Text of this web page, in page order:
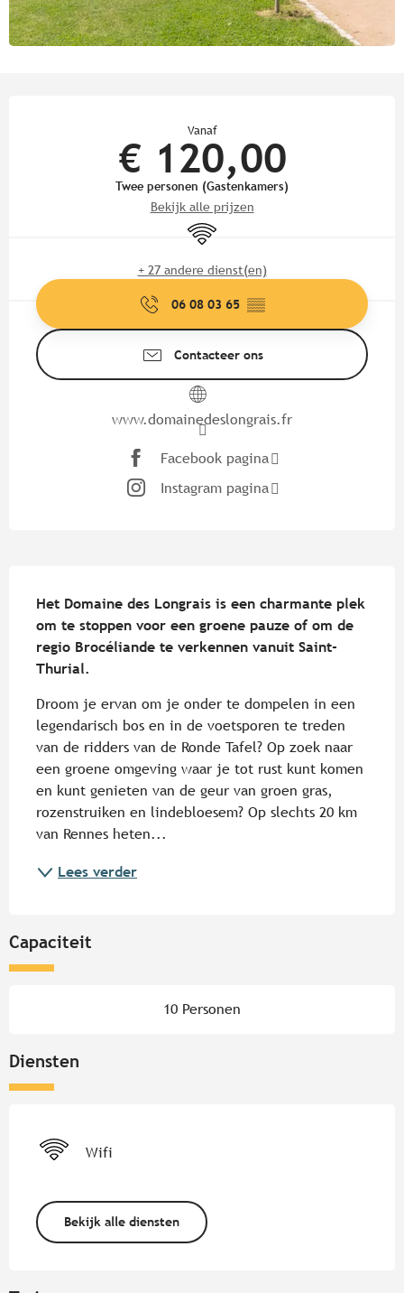
Vanaf
€ 120,00
Twee personen (Gastenkamers)
Bekijk alle prijzen
Wifi
+ 27 andere dienst(en)
06 08 03 65 ▒▒
Contacteer ons
www.domainedeslongrais.fr
Facebook pagina
Instagram pagina
Het Domaine des Longrais is een charmante plek
om te stoppen voor een groene pauze of om de
regio Brocéliande te verkennen vanuit Saint-
Thurial.
Droom je ervan om je onder te dompelen in een
legendarisch bos en in de voetsporen te treden
van de ridders van de Ronde Tafel? Op zoek naar
een groene omgeving waar je tot rust kunt komen
en kunt genieten van de geur van groen gras,
rozenstruiken en lindebloesem? Op slechts 20 km
van Rennes heten...
Lees verder
Capaciteit
10 Personen
Diensten
Wifi
Bekijk alle diensten